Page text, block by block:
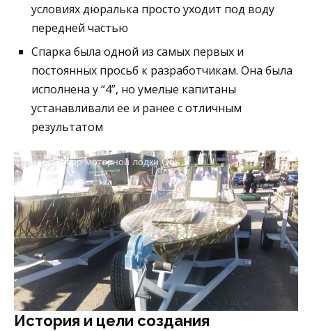
условиях дюралька просто уходит под воду
передней частью
Спарка была одной из самых первых и
постоянных просьб к разработчикам. Она была
исполнена у “4”, но умелые капитаны
устанавливали ее и ранее с отличным
результатом
Видео обзор моторной лодки Обь 1
История и цели создания